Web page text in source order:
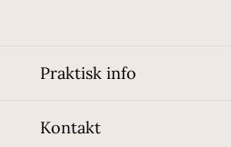
Praktisk info
Kontakt